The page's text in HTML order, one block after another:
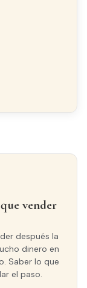
vender
después la
dinero en
Saber lo que
el paso.